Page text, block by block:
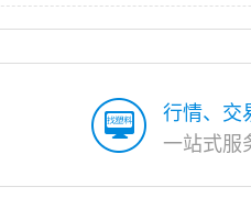
行情、交
一站式服